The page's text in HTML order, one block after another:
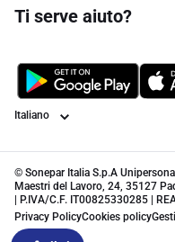
Ti serve aiuto?
Lingua
© Sonepar Italia S.p.A
Maestri del Lavoro, 24, 35127
| P.IVA/C.F. IT00825330285 |
Privacy PolicyCookies policy